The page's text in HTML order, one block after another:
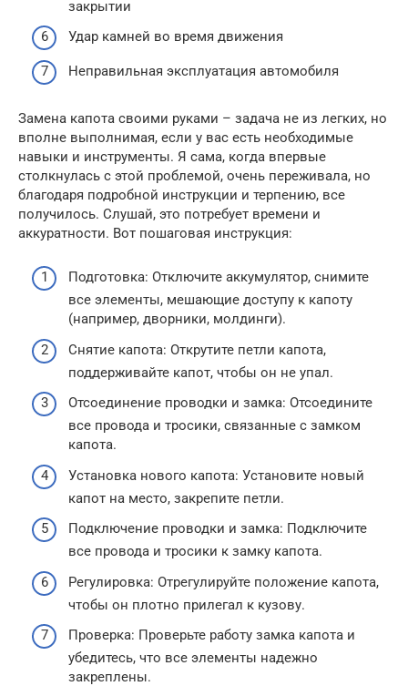
закрытии
Удар камней во время движения
Неправильная эксплуатация автомобиля
Замена капота своими руками – задача не из легких, но
вполне выполнимая, если у вас есть необходимые
навыки и инструменты. Я сама, когда впервые
столкнулась с этой проблемой, очень переживала, но
благодаря подробной инструкции и терпению, все
получилось. Слушай, это потребует времени и
аккуратности. Вот пошаговая инструкция:
Подготовка: Отключите аккумулятор, снимите
все элементы, мешающие доступу к капоту
(например, дворники, молдинги).
Снятие капота: Открутите петли капота,
поддерживайте капот, чтобы он не упал.
Отсоединение проводки и замка: Отсоедините
все провода и тросики, связанные с замком
капота.
Установка нового капота: Установите новый
капот на место, закрепите петли.
Подключение проводки и замка: Подключите
все провода и тросики к замку капота.
Регулировка: Отрегулируйте положение капота,
чтобы он плотно прилегал к кузову.
Проверка: Проверьте работу замка капота и
убедитесь, что все элементы надежно
закреплены.